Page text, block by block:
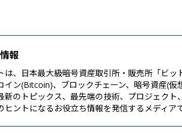
報
は、日本最大級暗号資産取引所・販売所「ビッ
イン(Bitcoin)、ブロックチェーン、暗号資産(仮
新のトピックス、最先端の技術、プロジェクト
ヒントになるお役立ち情報を発信するメディアで